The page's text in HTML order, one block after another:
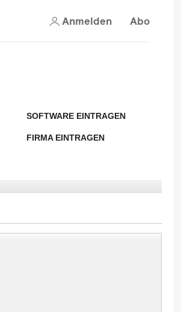
Anmelden Abo
SOFTWARE EINTRAGEN
FIRMA EINTRAGEN